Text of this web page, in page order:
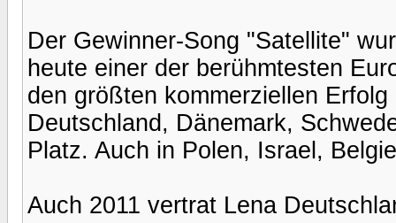
Der Gewinner-Song "Satellite"
heute einer der berühmtesten
den größten kommerziellen
Deutschland, Dänemark,
Platz. Auch in Polen, Israel,
Auch 2011 vertrat Lena